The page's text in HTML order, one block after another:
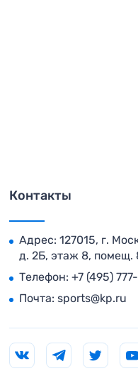
Контакты
Адрес: 127015, г.
д. 2Б, этаж 8, помещ.
Телефон: +7 (495)
Почта: sports@kp.ru